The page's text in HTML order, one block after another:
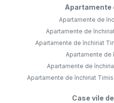
Apartamente
Apartamente de
Apartamente de
Apartamente de închiriat
Apartamente de
Apartamente de
Apartamente de închiriat
Case vile